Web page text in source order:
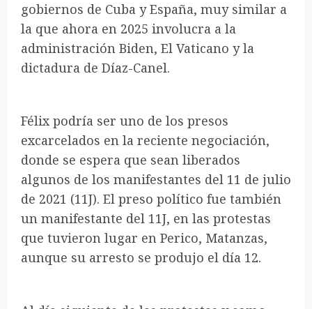
gobiernos de Cuba y España, muy similar a
la que ahora en 2025 involucra a la
administración Biden, El Vaticano y la
dictadura de Díaz-Canel.
Félix podría ser uno de los presos
excarcelados en la reciente negociación,
donde se espera que sean liberados
algunos de los manifestantes del 11 de julio
de 2021 (11J). El preso político fue también
un manifestante del 11J, en las protestas
que tuvieron lugar en Perico, Matanzas,
aunque su arresto se produjo el día 12.